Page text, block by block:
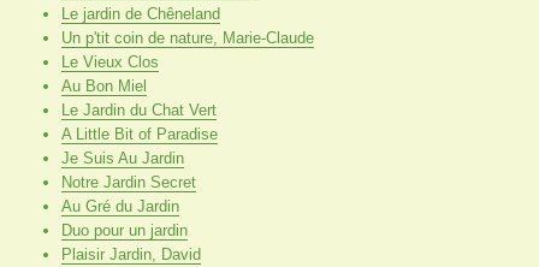
Le jardin de Chêneland
Un p'tit coin de nature, Marie-Claude
Le Vieux Clos
Au Bon Miel
Le Jardin du Chat Vert
A Little Bit of Paradise
Je Suis Au Jardin
Notre Jardin Secret
Au Gré du Jardin
Duo pour un jardin
Plaisir Jardin, David